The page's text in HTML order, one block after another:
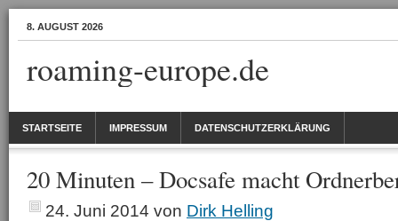
8. AUGUST 2026
roaming-europe.de
STARTSEITE IMPRESSUM DATENSCHUTZERKLÄRUNG
20 Minuten – Docsafe macht
24. Juni 2014 von Dirk Helling